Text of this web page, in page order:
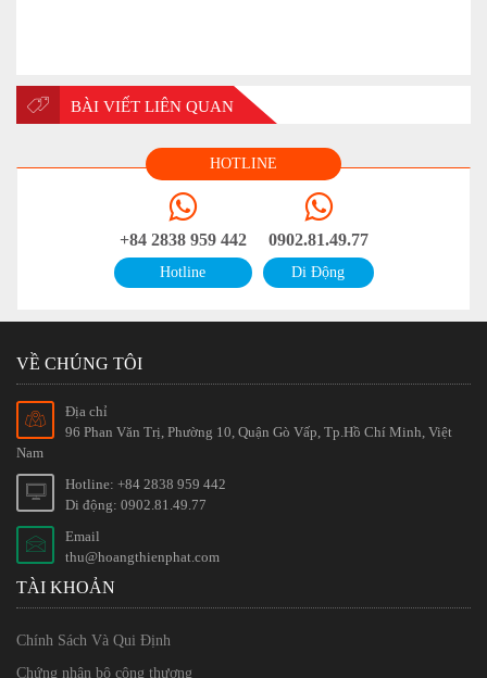
BÀI VIẾT LIÊN QUAN
HOTLINE
+84 2838 959 442
Hotline
0902.81.49.77
Di Động
VỀ CHÚNG TÔI
Địa chỉ
96 Phan Văn Trị, Phường 10, Quận Gò Vấp, Tp.Hồ Chí Minh, Việt
Nam
Hotline: +84 2838 959 442
Di động: 0902.81.49.77
Email
thu@hoangthienphat.com
TÀI KHOẢN
Chính Sách Và Qui Định
Chứng nhận bộ công thương